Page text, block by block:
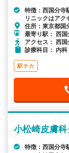
特徴：西国分寺
リニックはアク
住所：東京都
最寄り駅： 西
アクセス： 西
診療科目： 内科
駅チカ
小松崎皮膚
特徴：西国分寺